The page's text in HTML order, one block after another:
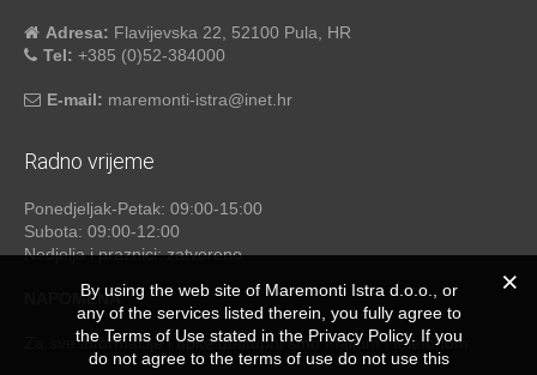
Adresa: Flavijevska 22, 52100 Pula, HR
Tel: +385 (0)52-384000
E-mail: maremonti-istra@inet.hr
Radno vrijeme
Ponedjeljak-Petak: 09:00-15:00
Subota: 09:00-12:00
Nedjelja i praznici: zatvoreno
NAPOMENA
Za sve informacije i upite dostupni smo mailom i telefonom.
By using the web site of Maremonti Istra d.o.o., or
any of the services listed therein, you fully agree to
the Terms of Use stated in the Privacy Policy. If you
do not agree to the terms of use do not use this